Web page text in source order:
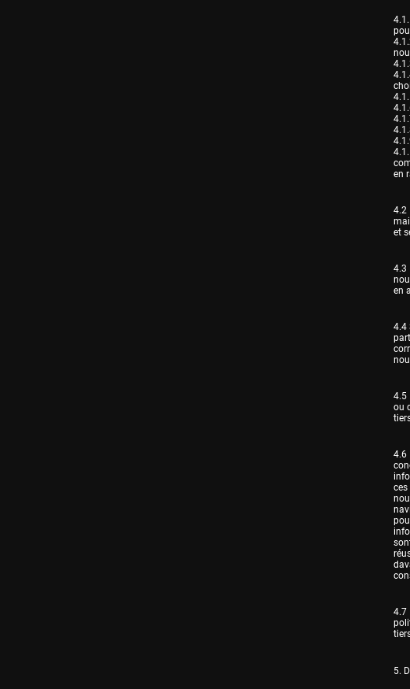
en
4.2
et
4.3
en
4.4
4.5
ou
4.7
5.